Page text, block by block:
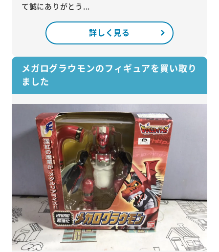
て誠にありがとう...
詳しく見る
メガログラウモンのフィギュアを買い取り
ました